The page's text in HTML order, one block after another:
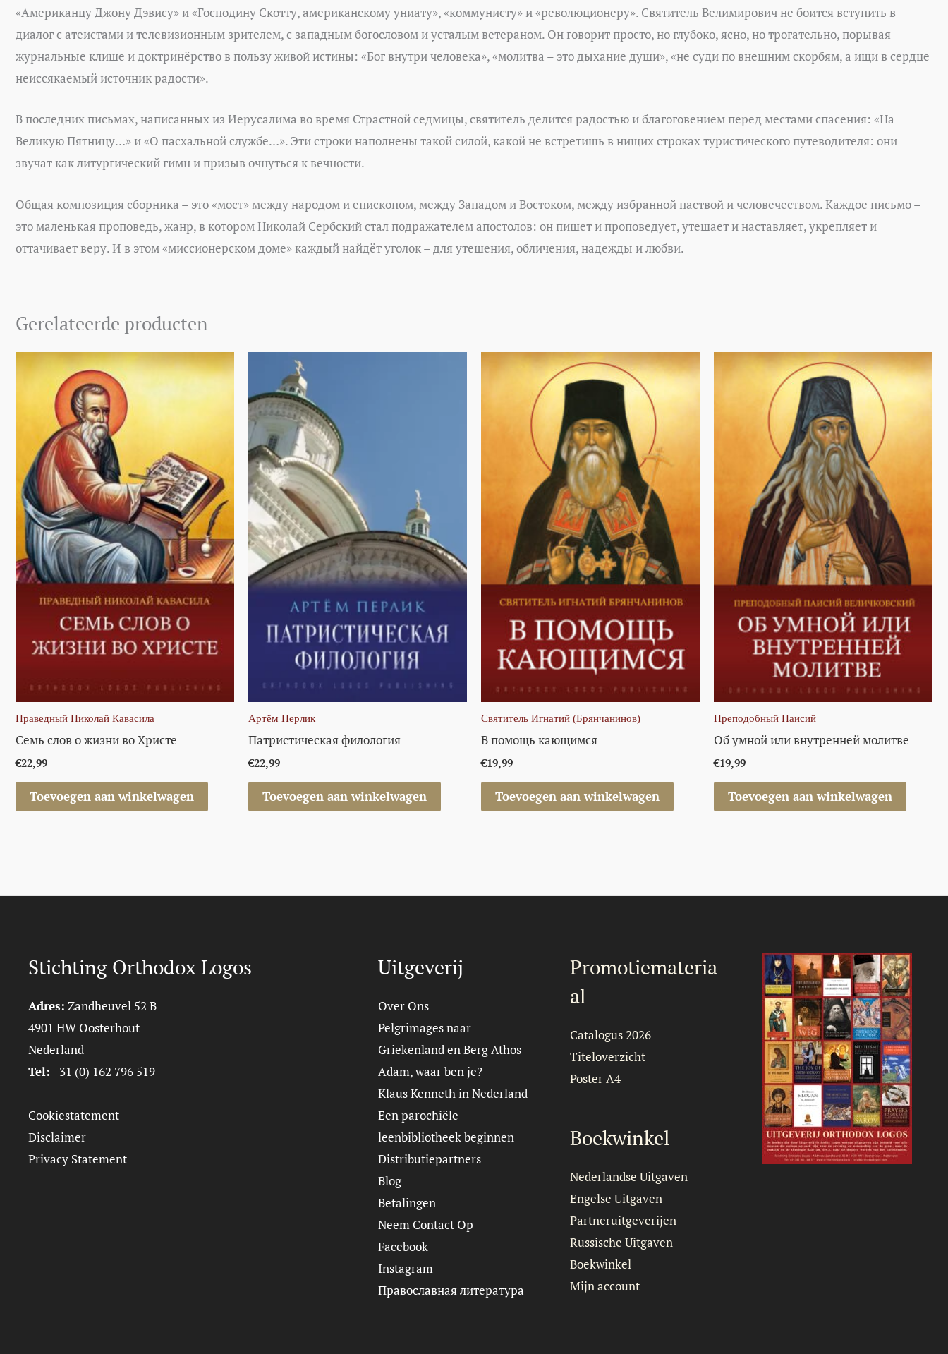
«Американцу Джону Дэвису» и «Господину Скотту, американскому униату», «коммунисту» и «революционеру». Святитель Велимирович не боится вступить в
диалог с атеистами и телевизионным зрителем, с западным богословом и усталым ветераном. Он говорит просто, но глубоко, ясно, но трогательно, порывая
журнальные клише и доктринёрство в пользу живой истины: «Бог внутри человека», «молитва – это дыхание души», «не суди по внешним скорбям, а ищи в сердце
неиссякаемый источник радости».
В последних письмах, написанных из Иерусалима во время Страстной седмицы, святитель делится радостью и благоговением перед местами спасения: «На
Великую Пятницу…» и «О пасхальной службе…». Эти строки наполнены такой силой, какой не встретишь в нищих строках туристического путеводителя: они
звучат как литургический гимн и призыв очнуться к вечности.
Общая композиция сборника – это «мост» между народом и епископом, между Западом и Востоком, между избранной паствой и человечеством. Каждое письмо –
это маленькая проповедь, жанр, в котором Николай Сербский стал подражателем апостолов: он пишет и проповедует, утешает и наставляет, укрепляет и
оттачивает веру. И в этом «миссионерском доме» каждый найдёт уголок – для утешения, обличения, надежды и любви.
Gerelateerde producten
Праведный Николай Кавасила
Семь слов о жизни во Христе
€22,99
Toevoegen aan winkelwagen
Артём Перлик
Патристическая филология
€22,99
Toevoegen aan winkelwagen
Святитель Игнатий (Брянчанинов)
В помощь кающимся
€19,99
Toevoegen aan winkelwagen
Преподобный Паисий
Об умной или внутренней молитве
€19,99
Toevoegen aan winkelwagen
Stichting Orthodox Logos
Adres: Zandheuvel 52 B
4901 HW Oosterhout
Nederland
Tel: +31 (0) 162 796 519
Cookiestatement
Disclaimer
Privacy Statement
Uitgeverij
Over Ons
Pelgrimages naar
Griekenland en Berg Athos
Adam, waar ben je?
Klaus Kenneth in Nederland
Een parochiële
leenbibliotheek beginnen
Distributiepartners
Blog
Betalingen
Neem Contact Op
Facebook
Instagram
Православная литература
Promotiemateria
al
Catalogus 2026
Titeloverzicht
Poster A4
Boekwinkel
Nederlandse Uitgaven
Engelse Uitgaven
Partneruitgeverijen
Russische Uitgaven
Boekwinkel
Mijn account